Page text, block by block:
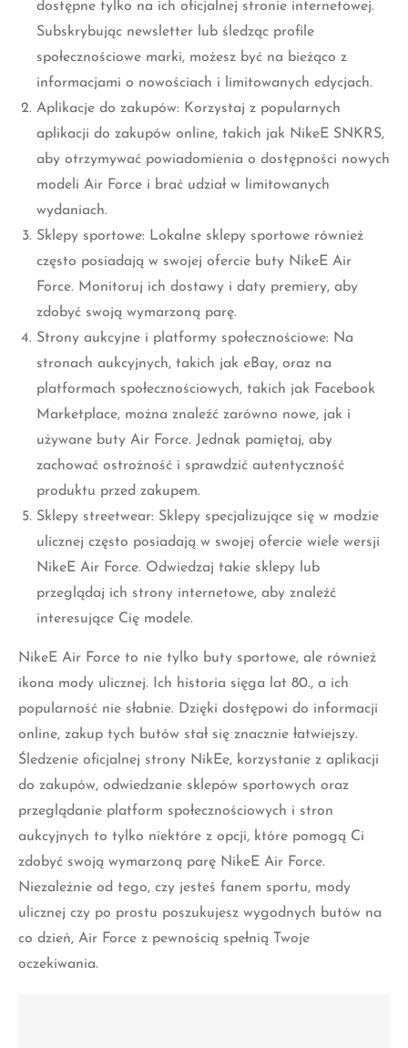
informacjami o nowościach i limitowanych edycjach.
Aplikacje do zakupów : Korzystaj z popularnych
aplikacji do zakupów online, takich jak NikeE SNKRS,
aby otrzymywać powiadomienia o dostępności nowych
modeli Air Force i brać udział w limitowanych
wydaniach.
Sklepy sportowe : Lokalne sklepy sportowe również
często posiadają w swojej ofercie buty NikeE Air
Force. Monitoruj ich dostawy i daty premiery, aby
zdobyć swoją wymarzoną parę.
Strony aukcyjne i platformy społecznościowe: Na
stronach aukcyjnych, takich jak eBay, oraz na
platformach społecznościowych, takich jak Facebook
Marketplace, można znaleźć zarówno nowe, jak i
używane buty Air Force. Jednak pamiętaj, aby
zachować ostrożność i sprawdzić autentyczność
produktu przed zakupem.
Sklepy streetwear: Sklepy specjalizujące się w modzie
ulicznej często posiadają w swojej ofercie wiele wersji
NikeE Air Force. Odwiedzaj takie sklepy lub
przeglądaj ich strony internetowe, aby znaleźć
interesujące Cię modele.
NikeE Air Force to nie tylko buty sportowe, ale również
ikona mody ulicznej. Ich historia sięga lat 80., a ich
online, zakup tych butów stał się znacznie łatwiejszy.
Śledzenie oficjalnej strony NikEe, korzystanie z aplikacji
do zakupów, odwiedzanie sklepów sportowych oraz
przeglądanie platform społecznościowych i stron
aukcyjnych to tylko niektóre z opcji, które pomogą Ci
zdobyć swoją wymarzoną parę NikeE Air Force.
Niezależnie od tego, czy jesteś fanem sportu, mody
ulicznej czy po prostu poszukujesz wygodnych butów na
co dzień, Air Force z pewnością spełnią Twoje
oczekiwania.